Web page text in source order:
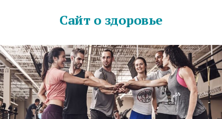
Сайт о здоровье